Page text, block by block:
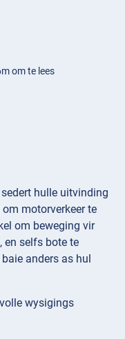
om te lees
hulle uitvinding
motorverkeer te
om beweging vir
en selfs bote te
anders as hul
wysigings